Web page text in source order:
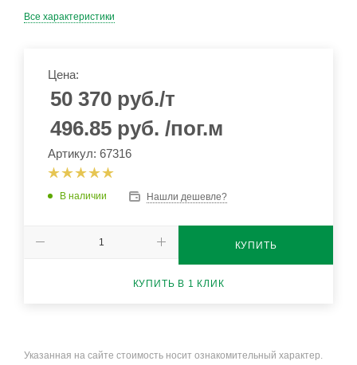
Все характеристики
Цена:
50 370 руб./т
496.85 руб. /пог.м
Артикул: 67316
В наличии Нашли дешевле?
КУПИТЬ
КУПИТЬ В 1 КЛИК
Указанная на сайте стоимость носит ознакомительный характер.